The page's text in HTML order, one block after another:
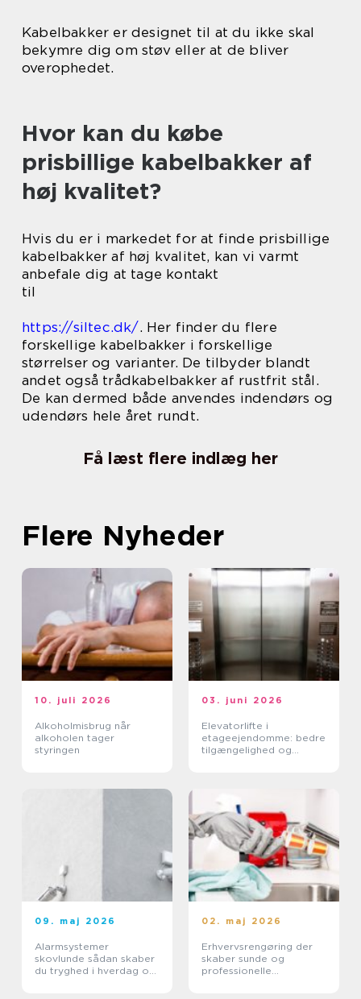
Kabelbakker er designet til at du ikke skal
bekymre dig om støv eller at de bliver
overophedet.
Hvor kan du købe
prisbillige kabelbakker af
høj kvalitet?
Hvis du er i markedet for at finde prisbillige
kabelbakker af høj kvalitet, kan vi varmt
anbefale dig at tage kontakt
til
https://siltec.dk/. Her finder du flere
forskellige kabelbakker i forskellige
størrelser og varianter. De tilbyder blandt
andet også trådkabelbakker af rustfrit stål.
De kan dermed både anvendes indendørs og
udendørs hele året rundt.
Få læst flere indlæg her
Flere Nyheder
10. juli 2026
Alkoholmisbrug når
alkoholen tager
styringen
03. juni 2026
Elevatorlifte i
etageejendomme: bedre
tilgængelighed og
09. maj 2026
Alarmsystemer
skovlunde sådan skaber
du tryghed i hverdag og
02. maj 2026
Erhvervsrengøring der
skaber sunde og
professionelle